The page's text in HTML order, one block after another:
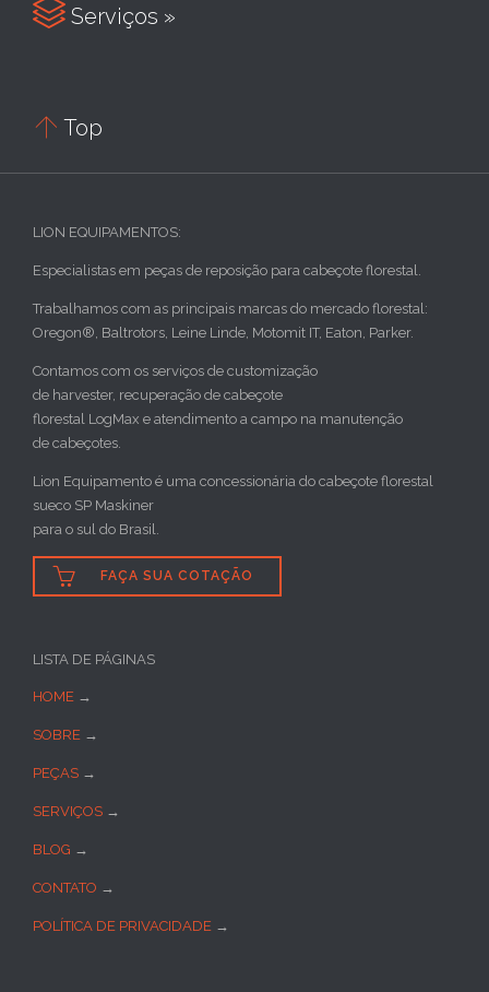
 Serviços »
 Top
LION EQUIPAMENTOS:
Especialistas em peças de reposição para cabeçote florestal.
Trabalhamos com as principais marcas do mercado florestal:
Oregon®, Baltrotors, Leine Linde, Motomit IT, Eaton, Parker.
Contamos com os serviços de customização
de harvester, recuperação de cabeçote
florestal LogMax e atendimento a campo na manutenção
de cabeçotes.
Lion Equipamento é uma concessionária do cabeçote florestal
sueco SP Maskiner
para o sul do Brasil.
 FAÇA SUA COTAÇÃO
LISTA DE PÁGINAS
HOME →
SOBRE →
PEÇAS →
SERVIÇOS →
BLOG →
CONTATO →
POLÍTICA DE PRIVACIDADE →